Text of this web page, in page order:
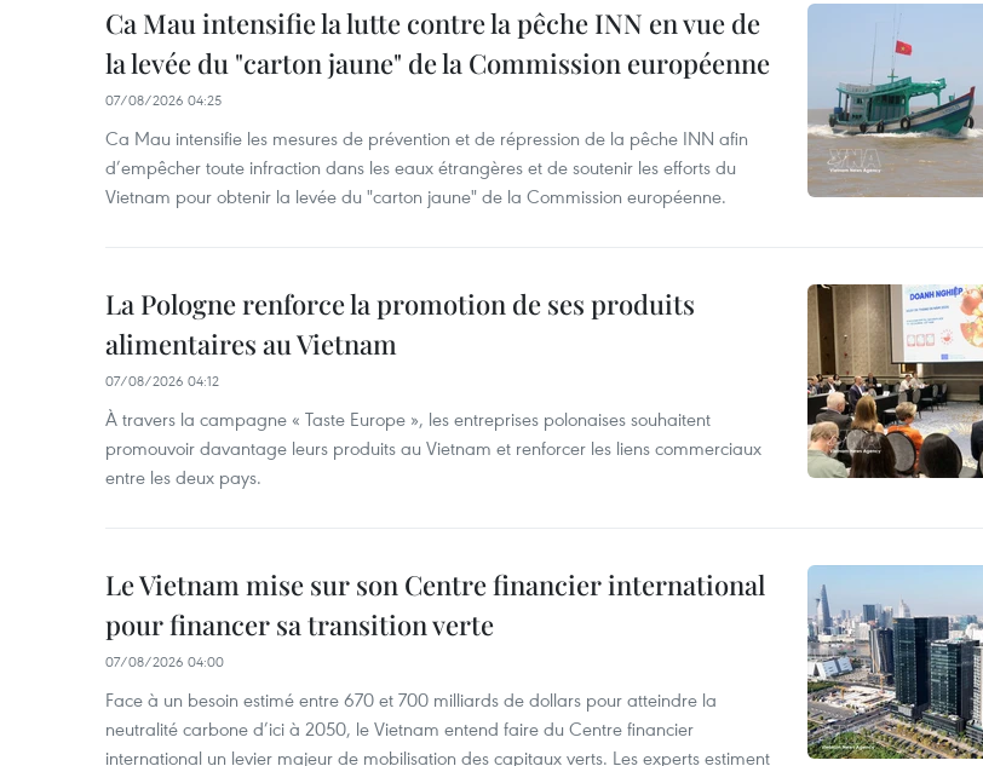
Ca Mau intensifie la lutte contre la pêche INN en vue de
la levée du "carton jaune" de la Commission européenne
07/08/2026 04:25
Ca Mau intensifie les mesures de prévention et de répression de la pêche INN afin
d’empêcher toute infraction dans les eaux étrangères et de soutenir les efforts du
Vietnam pour obtenir la levée du "carton jaune" de la Commission européenne.
La Pologne renforce la promotion de ses produits
alimentaires au Vietnam
07/08/2026 04:12
À travers la campagne « Taste Europe », les entreprises polonaises souhaitent
promouvoir davantage leurs produits au Vietnam et renforcer les liens commerciaux
entre les deux pays.
Le Vietnam mise sur son Centre financier international
pour financer sa transition verte
07/08/2026 04:00
Face à un besoin estimé entre 670 et 700 milliards de dollars pour atteindre la
neutralité carbone d’ici à 2050, le Vietnam entend faire du Centre financier
international un levier majeur de mobilisation des capitaux verts. Les experts estiment